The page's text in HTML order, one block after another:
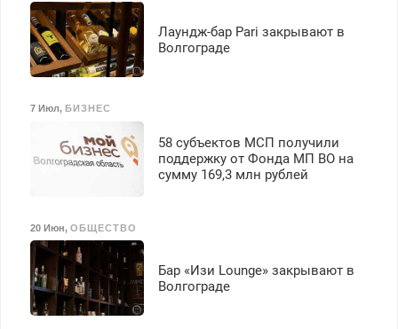
Лаундж-бар Pari закрывают в
Волгограде
7 Июл, БИЗНЕС
58 субъектов МСП получили
поддержку от Фонда МП ВО на
сумму 169,3 млн рублей
20 Июн, ОБЩЕСТВО
Бар «Изи Lounge» закрывают в
Волгограде